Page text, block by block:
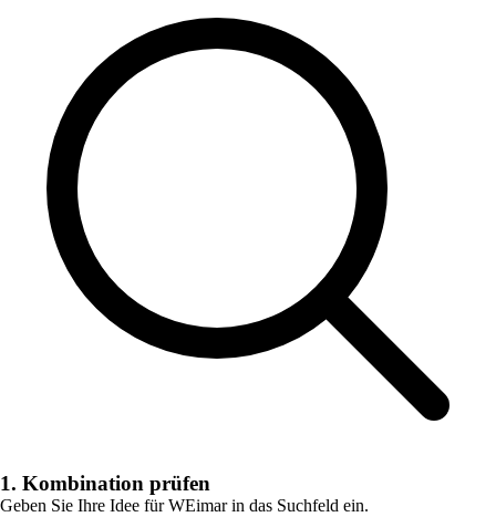
1. Kombination prüfen
Geben Sie Ihre Idee fürWEimarin das Suchfeld ein.